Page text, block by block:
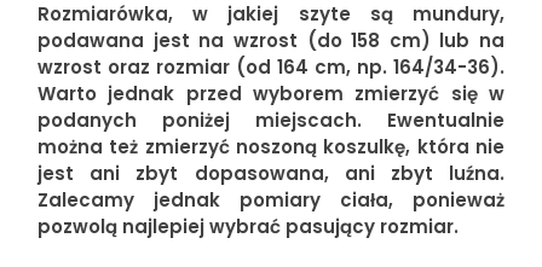
Rozmiarówka, w jakiej szyte są mundury,
podawana jest na wzrost (do 158 cm) lub na
wzrost oraz rozmiar (od 164 cm, np. 164/34-36).
Warto jednak przed wyborem zmierzyć się w
podanych poniżej miejscach. Ewentualnie
można też zmierzyć noszoną koszulkę, która nie
jest ani zbyt dopasowana, ani zbyt luźna.
Zalecamy jednak pomiary ciała, ponieważ
pozwolą najlepiej wybrać pasujący rozmiar.